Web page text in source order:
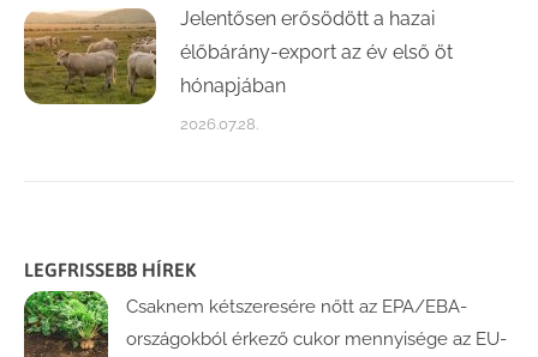
Jelentősen erősödött a hazai
élőbárány-export az év első öt
hónapjában
2026.07.28.
LEGFRISSEBB HÍREK
Csaknem kétszeresére nőtt az EPA/EBA-
országokból érkező cukor mennyisége az EU-